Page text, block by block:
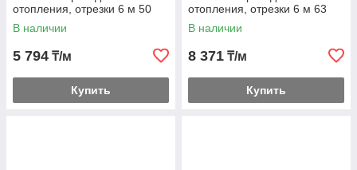
отопления, отрезки 6 м 50
В наличии
5 794 ₸/м
Купить
отопления, отрезки 6 м 63
В наличии
8 371 ₸/м
Купить